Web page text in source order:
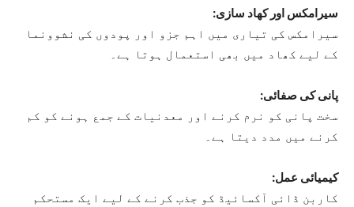
سیرامکس اور کھاد سازی:
سیرامکس کی تیاری میں اہم جزو اور پودوں کی نشوونما
کے لیے کھاد میں بھی استعمال ہوتا ہے۔
پانی کی صفائی:
سخت پانی کو نرم کرنے اور معدنیات کے جمع ہونے کو کم
کرنے میں مدد دیتا ہے۔
کیمیائی عمل:
کاربن ڈائی آکسائیڈ کو جذب کرنے کے لیے ایک مستحکم